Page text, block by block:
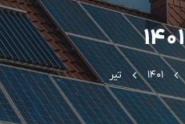
۱۴۰۱ تیر